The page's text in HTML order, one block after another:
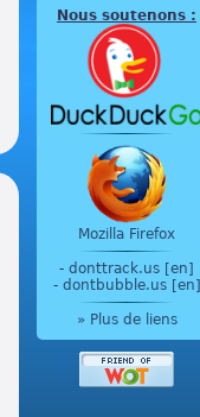
Nous soutenons :
Mozilla Firefox
- donttrack.us [en]
- dontbubble.us [en]
» Plus de liens